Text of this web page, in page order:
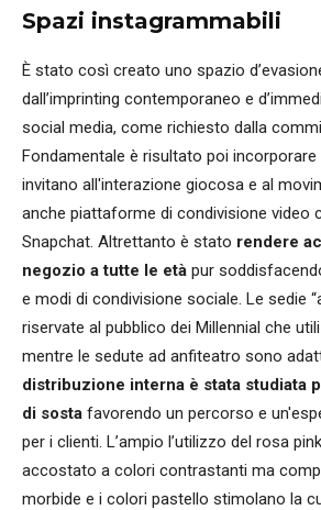
Spazi instagrammabili
È stato così creato uno spazio
dall’imprinting contemporaneo e
social media, come richiesto dalla
Fondamentale è risultato poi incorporare
invitano all'interazione giocosa e al
anche piattaforme di condivisione video
Snapchat. Altrettanto è stato rendere
negozio a tutte le età pur
e modi di condivisione sociale. Le sedie
riservate al pubblico dei Millennial che
mentre le sedute ad anfiteatro sono
distribuzione interna è stata studiata
di sosta favorendo un percorso e
per i clienti. L’ampio l’utilizzo del rosa
accostato a colori contrastanti ma
morbide e i colori pastello stimolano la